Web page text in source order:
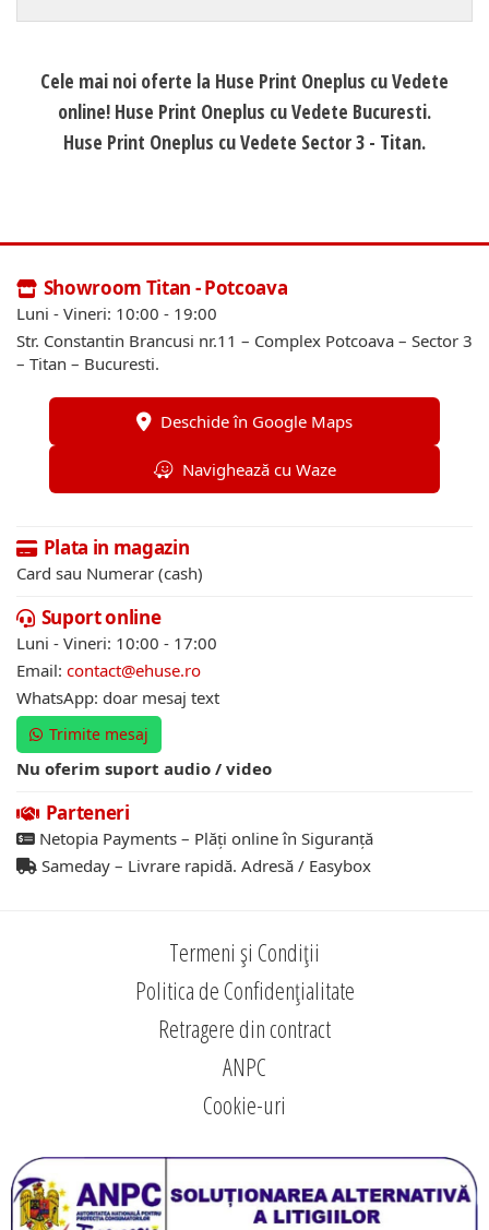
Cele mai noi oferte la Huse Print Oneplus cu Vedete
online! Huse Print Oneplus cu Vedete Bucuresti.
Huse Print Oneplus cu Vedete Sector 3 - Titan.
Showroom Titan - Potcoava
Luni - Vineri: 10:00 - 19:00
Str. Constantin Brancusi nr.11 – Complex Potcoava – Sector 3
– Titan – Bucuresti.
Deschide în Google Maps
Navighează cu Waze
Plata in magazin
Card sau Numerar (cash)
Suport online
Luni - Vineri: 10:00 - 17:00
Email: contact@ehuse.ro
WhatsApp: doar mesaj text
Trimite mesaj
Nu oferim suport audio / video
Parteneri
Netopia Payments – Plăți online în Siguranță
Sameday – Livrare rapidă. Adresă / Easybox
Termeni și Condiții
Politica de Confidențialitate
Retragere din contract
ANPC
Cookie-uri